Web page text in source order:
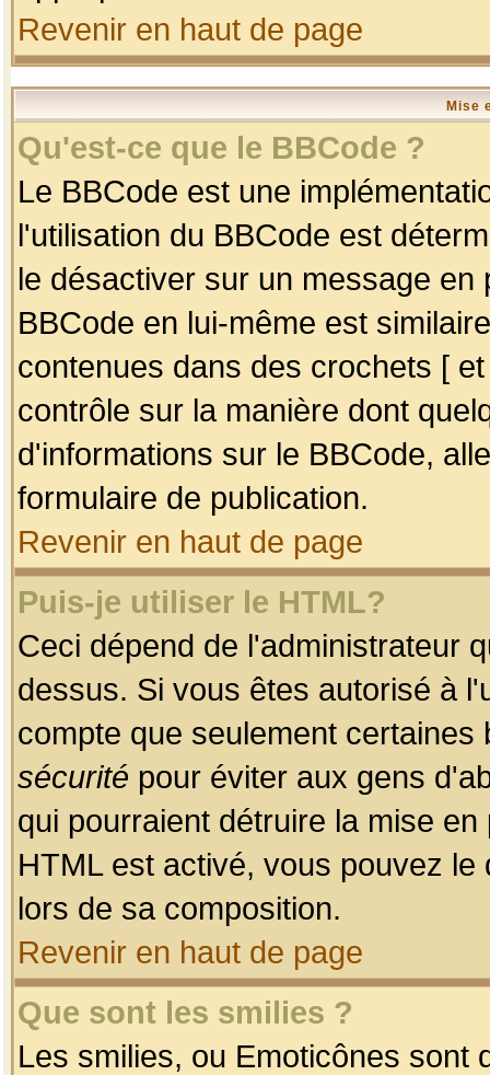
Revenir en haut de page
Mise
Qu'est-ce que le BBCode ?
Le BBCode est une
l'utilisation du BBCode est
le désactiver sur un message
BBCode en lui-même est
contenues dans des crochets [
contrôle sur la manière dont
d'informations sur le BBCode,
formulaire de publication.
Revenir en haut de page
Puis-je utiliser le HTML?
Ceci dépend de l'administrateur
dessus. Si vous êtes autorisé à
compte que seulement
sécurité pour éviter aux gens
qui pourraient détruire la mise
HTML est activé, vous pouvez
lors de sa composition.
Revenir en haut de page
Que sont les smilies ?
Les smilies, ou Emoticônes sont